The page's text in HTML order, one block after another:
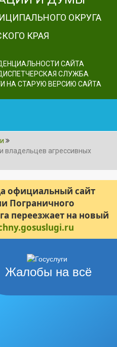
ОКРУГА
КРАЯ
САЙТА
СЛУЖБА
НА СТАРУЮ ВЕРСИЮ САЙТА
владельцев агрессивных
официальный сайт
Пограничного
переезжает на новый
Жалобы на всё